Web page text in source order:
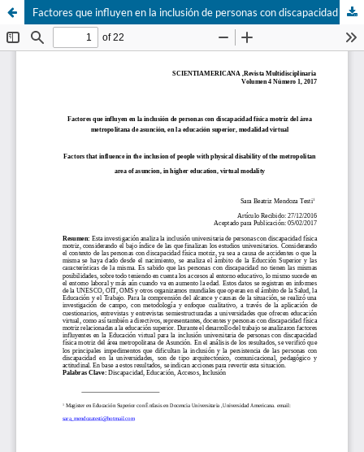
Factores que influyen en la inclusión de personas con discapacidad física motriz del área metropolitana de asunción, en la educación superior, modalidad virtual